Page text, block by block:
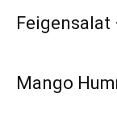
Feigensalat
Mango